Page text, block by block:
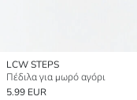
LCW STEPS
Πέδιλα για μωρό αγόρι
5.99 EUR